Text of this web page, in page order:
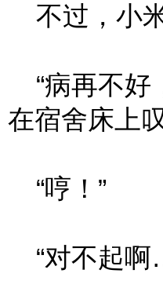
不过，小
“病再不好
在宿舍床上
“哼！”
“对不起